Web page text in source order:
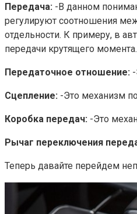
Передача: -В данном
регулируют соотношения
отдельности. К примеру, в
передачи крутящего
Передаточное отношение:
Сцепление: -Это механизм
Коробка передач: -Это
Рычаг переключения
Теперь давайте перейдем